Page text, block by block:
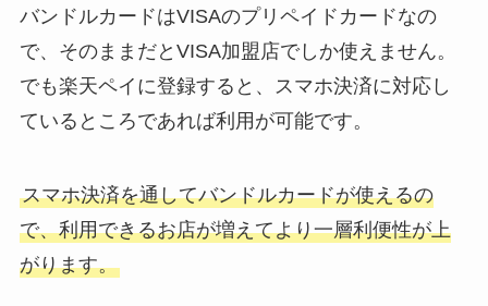
バンドルカードはVISAのプリペイドカードなの
で、そのままだとVISA加盟店でしか使えません。
でも楽天ペイに登録すると、スマホ決済に対応し
ているところであれば利用が可能です。
スマホ決済を通してバンドルカードが使えるの
で、利用できるお店が増えてより一層利便性が上
がります。